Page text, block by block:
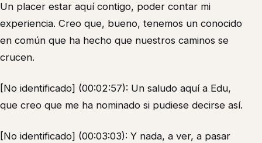
Un placer estar aquí contigo, poder contar mi
experiencia. Creo que, bueno, tenemos un conocido
en común que ha hecho que nuestros caminos se
crucen.
[No identificado] (00:02:57): Un saludo aquí a Edu,
que creo que me ha nominado si pudiese decirse así.
[No identificado] (00:03:03): Y nada, a ver, a pasar